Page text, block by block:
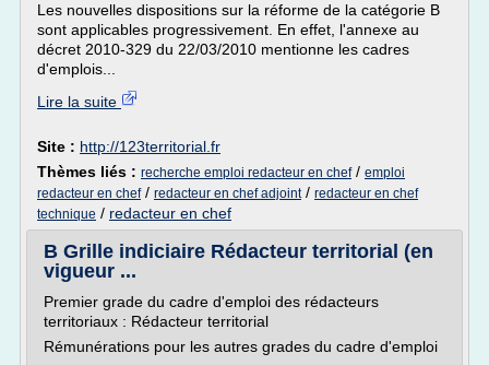
Les nouvelles dispositions sur la réforme de la catégorie B
sont applicables progressivement. En effet, l'annexe au
décret 2010-329 du 22/03/2010 mentionne les cadres
d'emplois...
Lire la suite
Site : http://123territorial.fr
Thèmes liés : recherche emploi redacteur en chef/ emploi
redacteur en chef/ redacteur en chef adjoint/ redacteur en chef
technique / redacteur en chef
B Grille indiciaire Rédacteur territorial (en
vigueur ...
Premier grade du cadre d'emploi des rédacteurs
territoriaux : Rédacteur territorial
Rémunérations pour les autres grades du cadre d'emploi